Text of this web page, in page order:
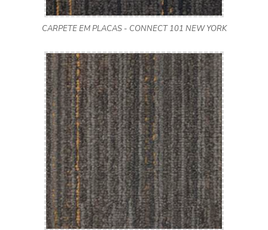
CARPETE EM PLACAS - CONNECT 101 NEW YORK